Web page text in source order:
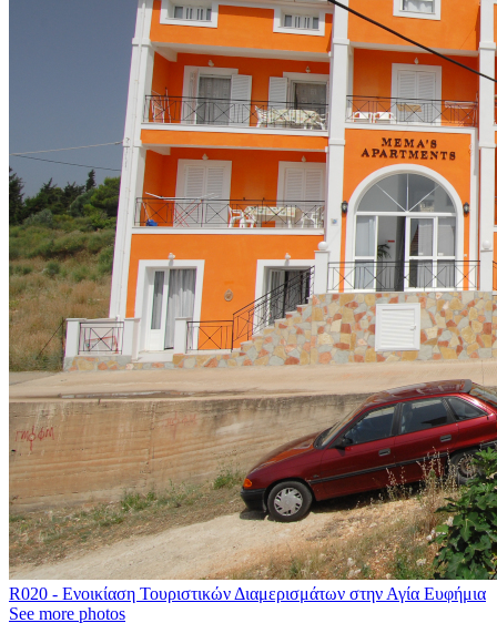
R020 - Ενοικίαση Τουριστικών Διαμερισμάτων στην Αγία Ευφήμια
See more photos